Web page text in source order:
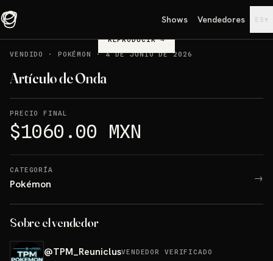
Shows Vendedores ES ▾
REPRODUCIR→
VENDIDO
· POKÉMON ·4 DE JUNIO DE 2026
Artículo de Onda
PRECIO FINAL
$1060.00 MXN
CATEGORÍA
Pokémon →
Sobre el vendedor
@TPM_ReuniclusVENDEDOR VERIFICADO